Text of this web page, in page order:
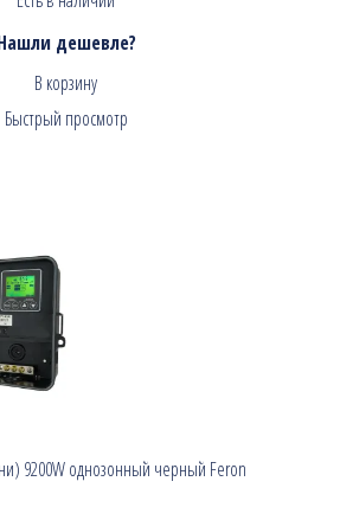
дешевле?
В корзину
Быстрый просмотр
9200W однозонный черный Feron